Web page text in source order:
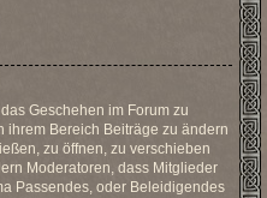
Geschehen im Forum zu
ihrem Bereich Beiträge zu ändern
zu öffnen, zu verschieben
Moderatoren, dass Mitglieder
Passendes, oder Beleidigendes